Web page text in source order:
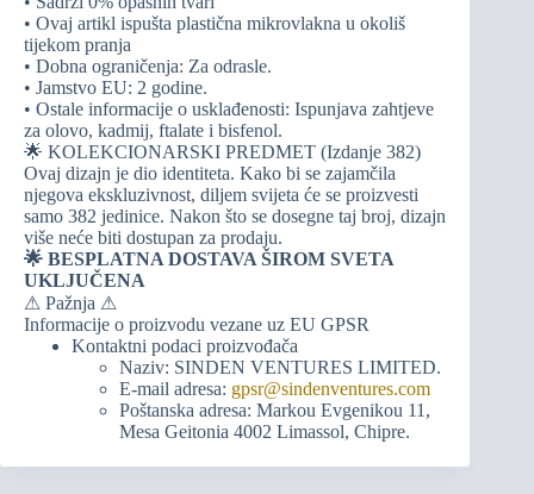
• Ovaj artikl ispušta plastična mikrovlakna u okoliš
tijekom pranja
• Dobna ograničenja: Za odrasle.
• Jamstvo EU: 2 godine.
• Ostale informacije o usklađenosti: Ispunjava zahtjeve
za olovo, kadmij, ftalate i bisfenol.
🌟 KOLEKCIONARSKI PREDMET (Izdanje 382)
Ovaj dizajn je dio identiteta. Kako bi se zajamčila
njegova ekskluzivnost, diljem svijeta će se proizvesti
samo 382 jedinice. Nakon što se dosegne taj broj, dizajn
više neće biti dostupan za prodaju.
🌟 BESPLATNA DOSTAVA ŠIROM SVETA
UKLJUČENA
⚠ Pažnja ⚠
Informacije o proizvodu vezane uz EU GPSR
Kontaktni podaci proizvođača
Naziv: SINDEN VENTURES LIMITED.
E-mail adresa: gpsr@sindenventures.com
Poštanska adresa: Markou Evgenikou 11,
Mesa Geitonia 4002 Limassol, Chipre.